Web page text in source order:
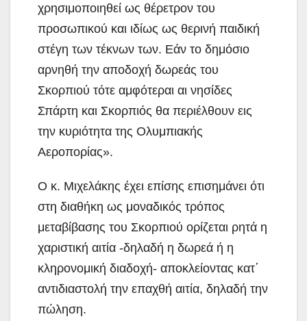
χρησιμοποιηθεί ως θέρετρον του
προσωπικού και ιδίως ως θερινή παιδική
στέγη των τέκνων των. Εάν το δημόσιο
αρνηθή την αποδοχή δωρεάς του
Σκορπιού τότε αμφότεραι αι νησίδες
Σπάρτη και Σκορπιός θα περιέλθουν εις
την κυριότητα της Ολυμπιακής
Αεροπορίας».
Ο κ. Μιχελάκης έχει επίσης επισημάνει ότι
στη διαθήκη ως μοναδικός τρόπος
μεταβίβασης του Σκορπιού ορίζεται ρητά η
χαριστική αιτία -δηλαδή η δωρεά ή η
κληρονομική διαδοχή- αποκλείοντας κατ΄
αντιδιαστολή την επαχθή αιτία, δηλαδή την
πώληση.